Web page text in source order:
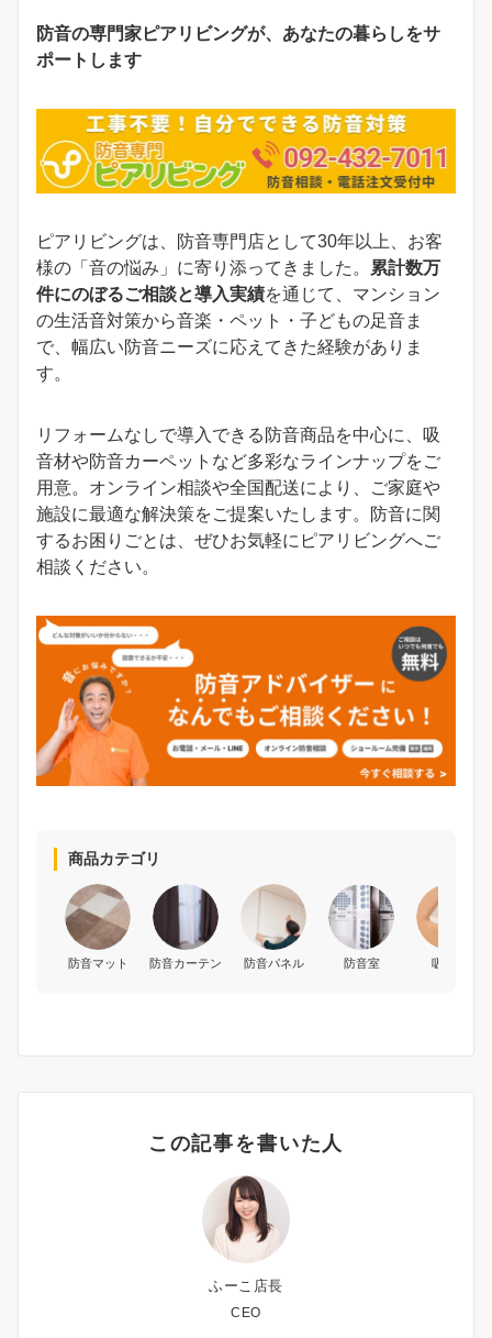
防音の専門家ピアリビングが、あなたの暮らしをサ
ポートします
ピアリビングは、防音専門店として30年以上、お客
様の「音の悩み」に寄り添ってきました。
累計数万
件にのぼるご相談と導入実績を通じて、マンション
の生活音対策から音楽・ペット・子どもの足音ま
で、幅広い防音ニーズに応えてきた経験がありま
す。
リフォームなしで導入できる防音商品を中心に、吸
音材や防音カーペットなど多彩なラインナップをご
用意。オンライン相談や全国配送により、ご家庭や
施設に最適な解決策をご提案いたします。防音に関
するお困りごとは、ぜひお気軽にピアリビングへご
相談ください。
商品カテゴリ
防音マット 防音カーテン 防音パネル 防音室 吸音材
この記事を書いた人
ふーこ店長
CEO